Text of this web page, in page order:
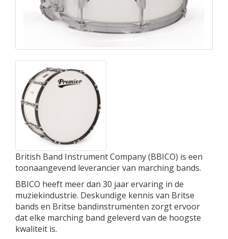
British Band Instrument Company (BBICO) is een
toonaangevend leverancier van marching bands.
BBICO heeft meer dan 30 jaar ervaring in de
muziekindustrie. Deskundige kennis van Britse
bands en Britse bandinstrumenten zorgt ervoor
dat elke marching band geleverd van de hoogste
kwaliteit is.